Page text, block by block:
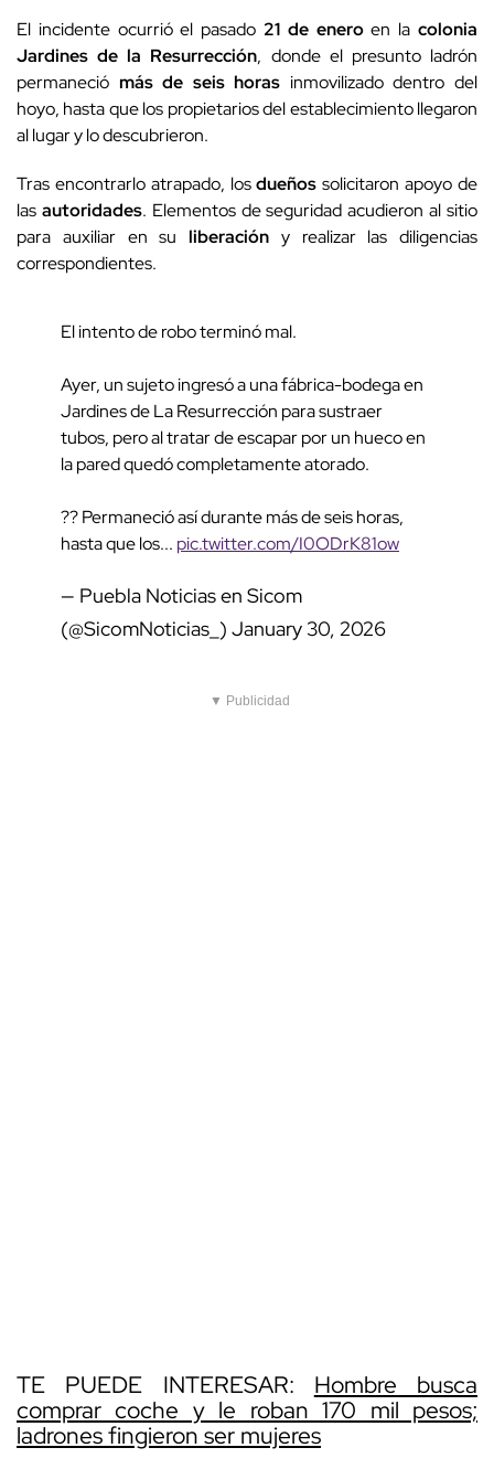
El incidente ocurrió el pasado 21 de eneroen lacolonia
Jardines de la Resurrección, donde el presunto ladrón
permaneció más de seis horas inmovilizado dentro del
hoyo, hasta que los propietarios del establecimiento llegaron
al lugar y lo descubrieron.
Tras encontrarlo atrapado, losdueños solicitaron apoyo de
las autoridades. Elementos de seguridad acudieron al sitio
para auxiliar en su liberación y realizar las diligencias
correspondientes.
El intento de robo terminó mal.
Ayer, un sujeto ingresó a una fábrica-bodega en
Jardines de La Resurrección para sustraer
tubos, pero al tratar de escapar por un hueco en
la pared quedó completamente atorado.
?? Permaneció así durante más de seis horas,
hasta que los... pic.twitter.com/I0ODrK81ow
— Puebla Noticias en Sicom
(@SicomNoticias_) January 30, 2026
▼ Publicidad
TE PUEDE INTERESAR: Hombre busca
comprar coche y le roban 170 mil pesos;
ladrones fingieron ser mujeres